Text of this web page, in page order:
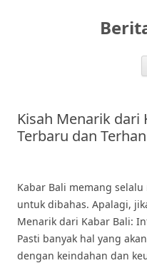
Kisah Menarik dari
Terbaru dan
Kabar Bali memang
untuk dibahas. Apalagi,
Menarik dari Kabar Bali:
Pasti banyak hal yang
dengan keindahan dan